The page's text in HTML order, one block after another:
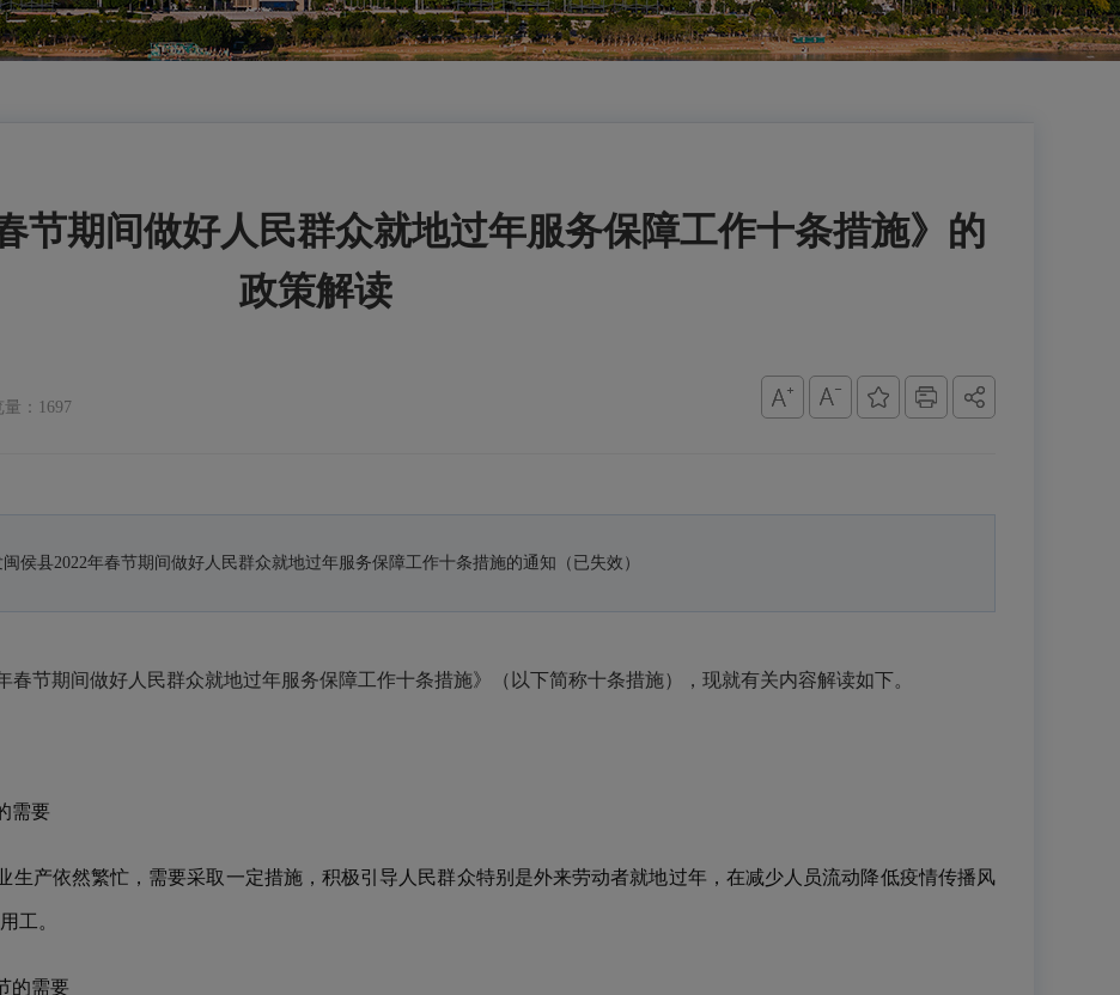
节期间做好人民群众就地过年服务保障工作十条措施》的
政策解读
量：1697
侯县2022年春节期间做好人民群众就地过年服务保障工作十条措施的通知（已失效）
春节期间做好人民群众就地过年服务保障工作十条措施》（以下简称十条措施），现就有关内容解读如下。
需要
生产依然繁忙，需要采取一定措施，积极引导人民群众特别是外来劳动者就地过年，在减少人员流动降低疫情传播风
工。
的需要